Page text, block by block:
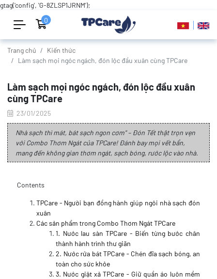
gtag('config', 'G-8ZLSP1JRNM');
0
Trang chủ
Kiến thức
Làm sạch mọi ngóc ngách, đón lộc đầu xuân cùng TPCare
Làm sạch mọi ngóc ngách, đón lộc đầu xuân
cùng TPCare
23/01/2025
Nhà sạch thì mát, bát sạch ngon cơm" – Đón Tết thật trọn vẹn
với Combo Thơm Ngát của TPCare! Đánh bay mọi vết bẩn,
mang đến không gian thơm ngát, sạch bóng, rước lộc vào nhà.
Contents
TPCare - Người bạn đồng hành giúp ngôi nhà sạch đón
xuân
Các sản phẩm trong Combo Thơm Ngát TPCare
1. Nước lau sàn TPCare - Biến từng bước chân
thành hành trình thư giãn
2. Nước rửa bát TPCare - Chén đĩa sạch bóng, an
toàn cho sức khỏe
3. Nước giặt xả TPCare - Giữ quần áo luôn mềm